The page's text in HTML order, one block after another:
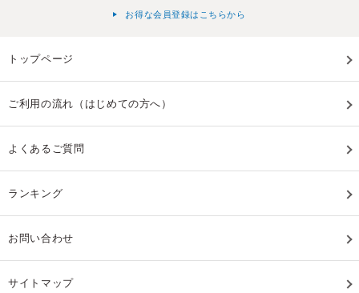
お得な会員登録はこちらから
トップページ
ご利用の流れ（はじめての方へ）
よくあるご質問
ランキング
お問い合わせ
サイトマップ